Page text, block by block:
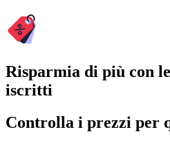
Risparmia di più con
iscritti
Controlla i prezzi per